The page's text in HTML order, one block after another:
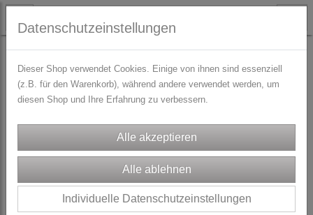
STOFFE Dirndl/Trachtenstoffe
Sortierung wählen
Produkte je Seite
Datenschutzeinstellungen
Dieser Shop verwendet Cookies. Einige von ihnen sind essenziell
(z.B. für den Warenkorb), während andere verwendet werden, um
diesen Shop und Ihre Erfahrung zu verbessern.
Individuelle Datenschutzeinstellungen